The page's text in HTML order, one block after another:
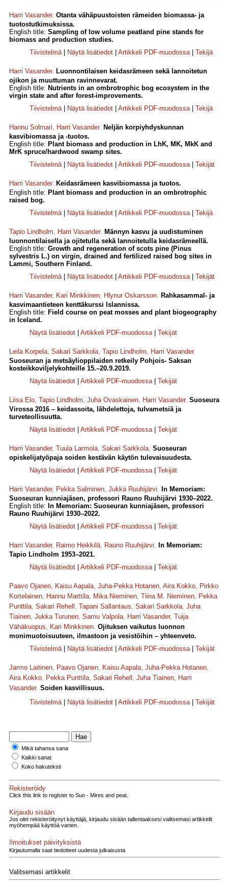
Harri Vasander. Otanta vähäpuustoisten rämeiden biomassa- ja
tuotostutkimuksissa.
English title: Sampling of low volume peatland pine stands for
biomass and production studies.
Tiivistelmä| Näytä lisätiedot Artikkeli PDF-muodossa| Tekijä
Harri Vasander. Luonnontilaisen keidasrämeen sekä lannoitetun
ojikon ja muuttuman ravinnevarat.
English title: Nutrients in an ombrotrophic bog ecosystem in the
virgin state and after forest-improvements.
Tiivistelmä| Näytä lisätiedot Artikkeli PDF-muodossa| Tekijä
Hannu Solmari, Harri Vasander. Neljän korpiyhdyskunnan
kasvibiomassa ja -tuotos.
English title: Plant biomass and production in LhK, MK, MkK and
MrK spruce/hardwood swamp sites.
Tiivistelmä| Näytä lisätiedot Artikkeli PDF-muodossa| Tekijät
Harri Vasander. Keidasrämeen kasvibiomassa ja tuotos.
English title: Plant biomass and production in an ombrotrophic
raised bog.
Tiivistelmä| Näytä lisätiedot Artikkeli PDF-muodossa| Tekijä
Tapio Lindholm, Harri Vasander. Männyn kasvu ja uudistuminen
luonnontilaisella ja ojitetulla sekä lannoitetulla keidasrämeellä.
English title: Growth and regeneration of scots pine (Pinus
sylvestris L.) on virgin, drained and fertilized raised bog sites in
Lammi, Southern Finland.
Tiivistelmä| Näytä lisätiedot Artikkeli PDF-muodossa| Tekijät
Harri Vasander, Kari Minkkinen, Hlynur Oskarsson. Rahkasammal- ja
kasvimaantieteen kenttäkurssi Islannissa.
English title: Field course on peat mosses and plant biogeography
in Iceland.
Näytä lisätiedot
Artikkeli PDF-muodossa| Tekijät
Leila Korpela, Sakari Sarkkola, Tapio Lindholm, Harri Vasander.
Suoseuran ja metsäylioppilaiden retkeily Pohjois- Saksan
kosteikkoviljelykohteille 15.–20.9.2019.
Näytä lisätiedot
Artikkeli PDF-muodossa| Tekijät
Liisa Elo, Tapio Lindholm, Juha Ovaskainen, Harri Vasander. Suoseura
Virossa 2016 – keidassoita, lähdelettoja, tulvametsiä ja
turveteollisuutta.
Näytä lisätiedot
Artikkeli PDF-muodossa| Tekijät
Harri Vasander, Tuula Larmola, Sakari Sarkkola. Suoseuran
opiskelijatyöpaja soiden kestävän käytön tulevaisuudesta.
Näytä lisätiedot
Artikkeli PDF-muodossa| Tekijät
Harri Vasander, Pekka Salminen, Jukka Ruuhijärvi. In Memoriam:
Suoseuran kunniajäsen, professori Rauno Ruuhijärvi 1930–2022.
English title: In Memoriam: Suoseuran kunniajäsen, professori
Rauno Ruuhijärvi 1930–2022.
Näytä lisätiedot
Artikkeli PDF-muodossa| Tekijät
Harri Vasander, Raimo Heikkilä, Rauno Ruuhijärvi. In Memoriam:
Tapio Lindholm 1953–2021.
Näytä lisätiedot
Artikkeli PDF-muodossa| Tekijät
Paavo Ojanen, Kaisu Aapala, Juha-Pekka Hotanen, Aira Kokko, Pirkko
Kortelainen, Hannu Marttila, Mika Nieminen, Tiina M. Nieminen, Pekka
Punttila, Sakari Rehell , Tapani Sallantaus, Sakari Sarkkola, Juha
Tiainen, Jukka Turunen, Samu Valpola, Harri Vasander, Tuija
Vähäkuopus, Kari Minkkinen. Ojituksen vaikutus luonnon
monimuotoisuuteen, ilmastoon ja vesistöihin – yhteenveto.
Tiivistelmä| Näytä lisätiedot Artikkeli PDF-muodossa| Tekijät
Jarmo Laitinen, Paavo Ojanen, Kaisu Aapala, Juha-Pekka Hotanen,
Aira Kokko, Pekka Punttila, Sakari Rehell , Juha Tiainen, Harri
Vasander. Soiden kasvillisuus.
Tiivistelmä| Näytä lisätiedot Artikkeli PDF-muodossa| Tekijät
Mikä tahansa sana
Kaikki sanat
Koko hakuteksti
Rekisteröidy
Click this link to register to Suo - Mires and peat.
Kirjaudu sisään
Jos olet rekisteröitynyt käyttäjä, kirjaudu sisään tallentaaksesi valitsemasi artikkelit
myöhempää käyttöä varten.
Ilmoitukset päivityksistä
Kirjautumalla saat tiedotteet uudesta julkaisusta
Valitsemasi artikkelit